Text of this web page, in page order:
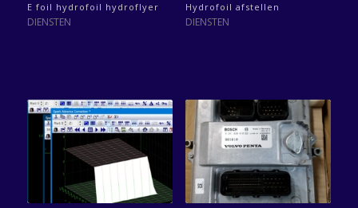
E foil hydrofoil hydroflyer
DIENSTEN
Hydrofoil afstellen
DIENSTEN